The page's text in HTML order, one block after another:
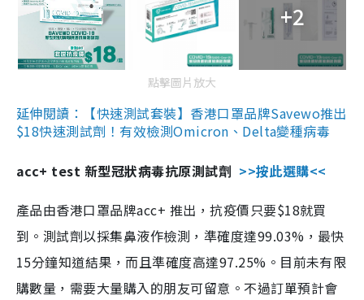
+2
點擊圖片放大
延伸閱讀：【快速測試套裝】香港口罩品牌Savewo推出
$18快速測試劑！有效檢測Omicron、Delta變種病毒
acc+ test 新型冠狀病毒抗原測試劑 >>按此選購<<
產品由香港口罩品牌acc+ 推出，抗疫價只要$18就買
到。測試劑以採集鼻液作檢測，準確度達99.03%，最快
15分鐘知道結果，而且準確度高達97.25%。目前未有限
購數量，需要大量購入的朋友可留意。不過訂單預計會